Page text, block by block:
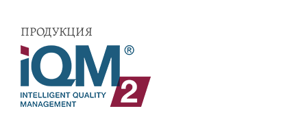
основному
содержанию
ПРОДУКЦИЯ